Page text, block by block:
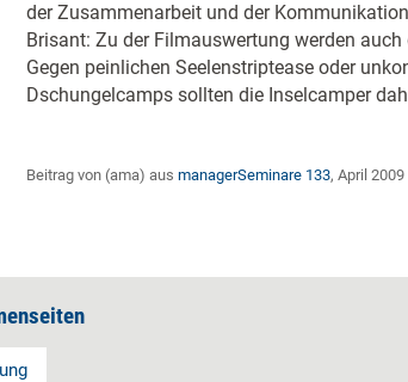
der Zusammenarbeit und der
Brisant: Zu der Filmauswertung werden
Gegen peinlichen Seelenstriptease oder
Dschungelcamps sollten die Inselcamper
Beitrag von (ama) aus managerSeminare 133, April 2009